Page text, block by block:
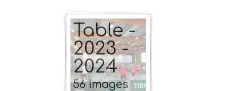
de
Table -
2023 -
2024
56 images